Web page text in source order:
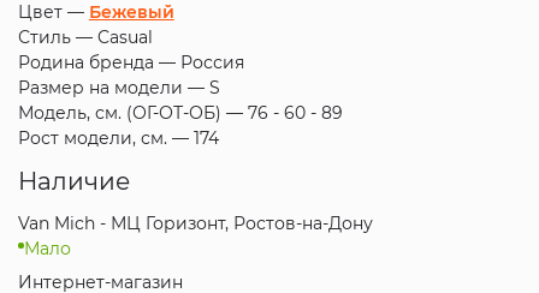
Цвет — Бежевый
Стиль — Casual
Родина бренда — Россия
Размер на модели — S
Модель, см. (ОГ-ОТ-ОБ) — 76 - 60 - 89
Рост модели, см. — 174
Наличие
Van Mich - МЦ Горизонт, Ростов-на-Дону
Мало
Интернет-магазин